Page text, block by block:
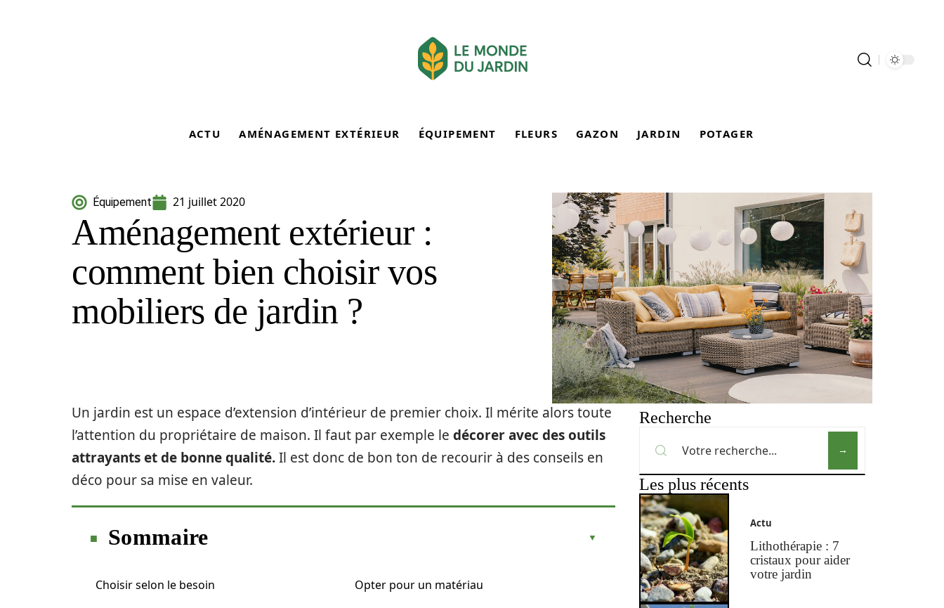
ACTU AMÉNAGEMENT EXTÉRIEUR ÉQUIPEMENT FLEURS GAZON JARDIN POTAGER
Équipement 21 juillet 2020
Aménagement extérieur :
comment bien choisir vos
mobiliers de jardin ?
Un jardin est un espace d’extension d’intérieur de premier choix. Il mérite alors toute
l’attention du propriétaire de maison. Il faut par exemple le décorer avec des outils
attrayants et de bonne qualité.Il est donc de bon ton de recourir à des conseils en
déco pour sa mise en valeur.
Sommaire
Choisir selon le besoin Opter pour un matériau
Recherche
Les plus récents
Actu
Lithothérapie : 7
cristaux pour aider
votre jardin